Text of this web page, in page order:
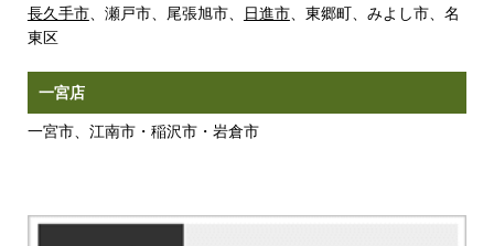
長久手市、瀬戸市、尾張旭市、 日進市、東郷町、みよし市、名
東区
一宮店
一宮市、江南市・稲沢市・岩倉市